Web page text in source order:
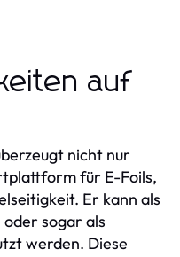
auf
nicht nur
für E-Foils,
Er kann als
sogar als
werden. Diese